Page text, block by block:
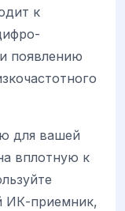
к
появлению
для вашей
вплотную к
ИК-приемник,